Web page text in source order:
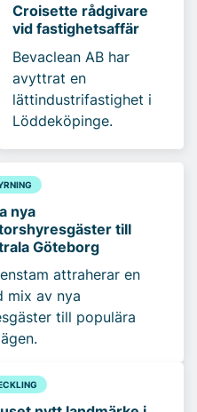
Croisette rådgivare
vid fastighetsaffär
Bevaclean AB har
avyttrat en
lättindustrifastighet i
Löddeköpinge.
nya
till
Göteborg
attraherar en
mix av nya
till populära